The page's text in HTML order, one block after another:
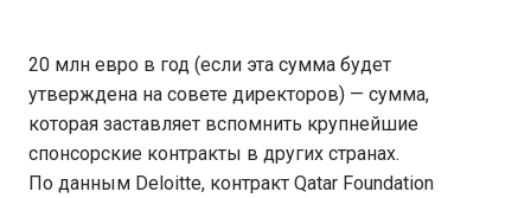
20 млн евро в год (если эта сумма будет
утверждена на совете директоров) — сумма,
которая заставляет вспомнить крупнейшие
спонсорские контракты в других странах.
По данным Deloitte, контракт Qatar Foundation